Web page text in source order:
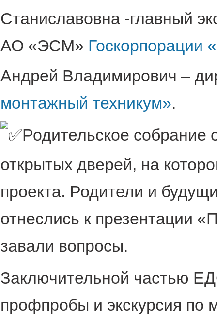
Станиславовна -главный
АО «ЭСМ» Госкорпорации
Андрей Владимирович –
монтажный техникум».
Родительское собрание
открытых дверей, на
проекта. Родители и
отнеслись к презентации
завали вопросы.
Заключительной частью
профпробы и экскурсия по